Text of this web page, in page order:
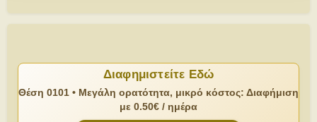
Διαφημιστείτε Εδώ
Θέση 0101 • Μεγάλη ορατότητα, μικρό κόστος: Διαφήμιση
με 0.50€ / ημέρα